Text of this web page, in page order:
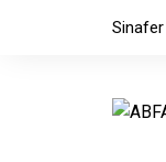
Sinafer